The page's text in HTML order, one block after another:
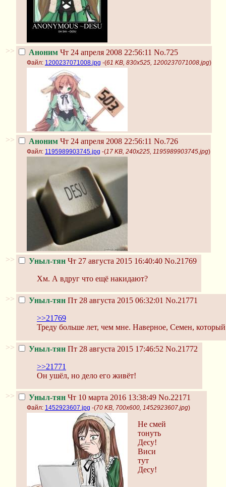
>> Аноним Чт 24 апреля 2008 22:56:11 No.725
Файл: 1200237071008.jpg -(61 KB, 830x525, 1200237071008.jpg)
>> Аноним Чт 24 апреля 2008 22:56:11 No.726
Файл: 1195989903745.jpg -(17 KB, 240x225, 1195989903745.jpg)
>> Уныл-тян Чт 27 августа 2015 16:40:40 No.21769
Хм. А вдруг что ещё накидают?
>> Уныл-тян Пт 28 августа 2015 06:32:01 No.21771
>>21769
Треду больше лет, чем мне. Наверное, Семен,
>> Уныл-тян Пт 28 августа 2015 17:46:52 No.21772
>>21771
Он ушёл, но дело его живёт!
>> Уныл-тян Чт 10 марта 2016 13:38:49 No.22171
Файл: 1452923607.jpg -(70 KB, 700x600, 1452923607.jpg)
Не смей
тонуть
Десу!
Виси
тут
Десу!